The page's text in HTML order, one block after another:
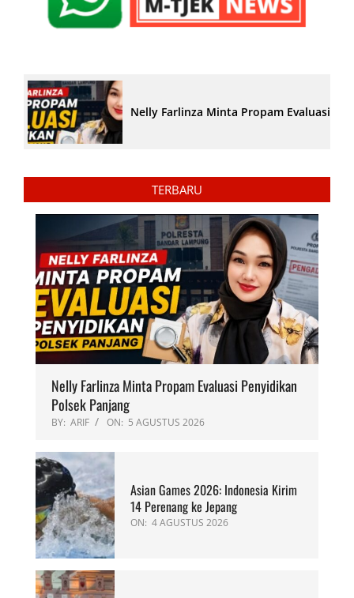
Nelly Farlinza Minta Propam Evaluasi
TERBARU
Nelly Farlinza Minta Propam Evaluasi Penyidikan
Polsek Panjang
BY: ARIF ON: 5 AGUSTUS 2026
Asian Games 2026: Indonesia Kirim
14 Perenang ke Jepang
ON: 4 AGUSTUS 2026